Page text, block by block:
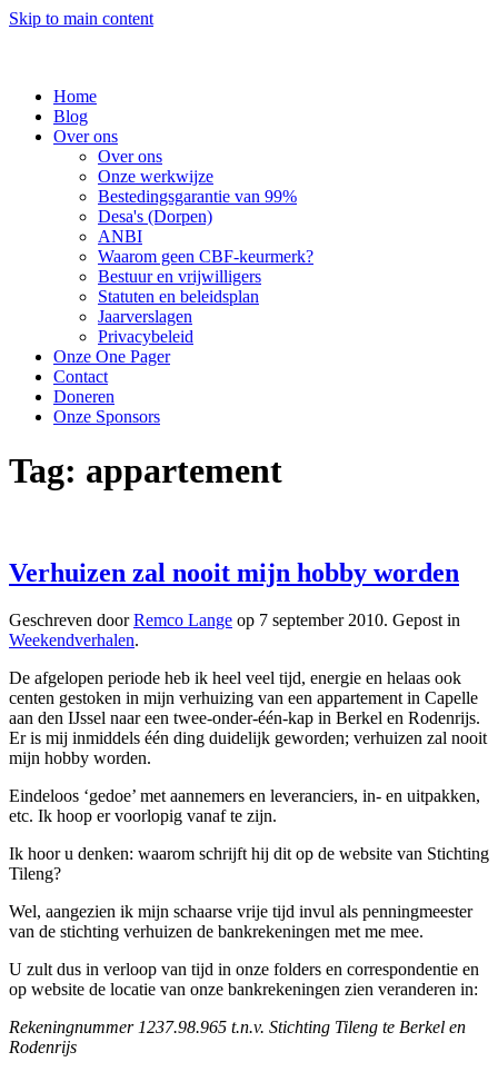
Skip to main content
Home
Blog
Over ons
Over ons
Onze werkwijze
Bestedingsgarantie van 99%
Desa's (Dorpen)
ANBI
Waarom geen CBF-keurmerk?
Bestuur en vrijwilligers
Statuten en beleidsplan
Jaarverslagen
Privacybeleid
Onze One Pager
Contact
Doneren
Onze Sponsors
Tag: appartement
Verhuizen zal nooit mijn hobby worden
Geschreven doorRemco Lange op 7 september 2010. Gepost in
Weekendverhalen.
De afgelopen periode heb ik heel veel tijd, energie en helaas ook
centen gestoken in mijn verhuizing van een appartement in Capelle
aan den IJssel naar een twee-onder-één-kap in Berkel en Rodenrijs.
Er is mij inmiddels één ding duidelijk geworden; verhuizen zal nooit
mijn hobby worden.
Eindeloos ‘gedoe’ met aannemers en leveranciers, in- en uitpakken,
etc. Ik hoop er voorlopig vanaf te zijn.
Ik hoor u denken: waarom schrijft hij dit op de website van Stichting
Tileng?
Wel, aangezien ik mijn schaarse vrije tijd invul als penningmeester
van de stichting verhuizen de bankrekeningen met me mee.
U zult dus in verloop van tijd in onze folders en correspondentie en
op website de locatie van onze bankrekeningen zien veranderen in:
Rekeningnummer 1237.98.965 t.n.v. Stichting Tileng te Berkel en
Rodenrijs